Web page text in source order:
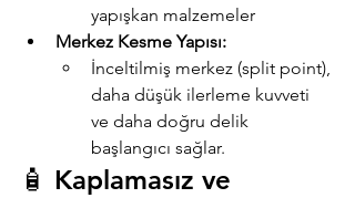
yapışkan malzemeler
Merkez Kesme Yapısı:
İnceltilmiş merkez (split point),
daha düşük ilerleme kuvveti
ve daha doğru delik
başlangıcı sağlar.
🧴 Kaplamasız ve